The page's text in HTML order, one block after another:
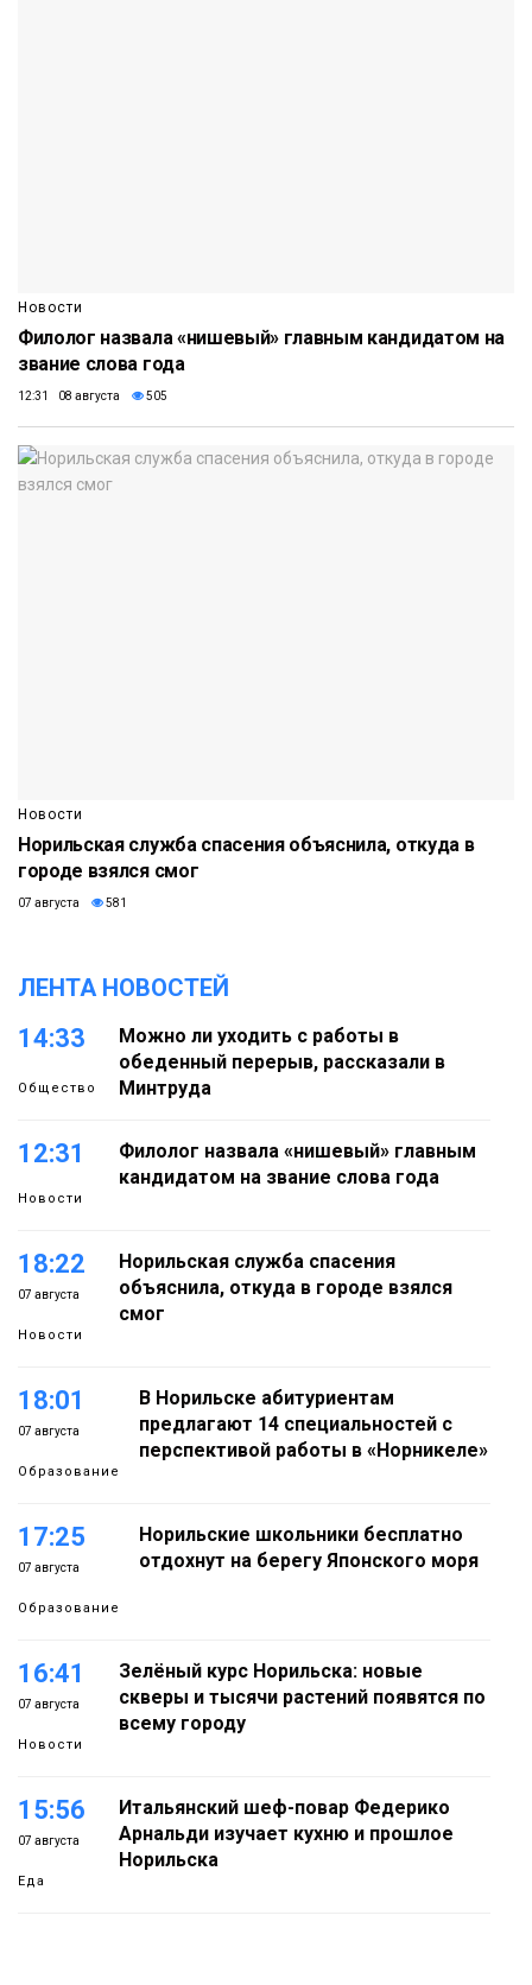
Новости
Филолог назвала «нишевый» главным кандидатом на
звание слова года
12:31 08 августа 505
Новости
Норильская служба спасения объяснила, откуда в
городе взялся смог
07 августа 581
ЛЕНТА НОВОСТЕЙ
14:33
Общество
Можно ли уходить с работы в
обеденный перерыв, рассказали в
Минтруда
12:31
Новости
Филолог назвала «нишевый» главным
кандидатом на звание слова года
18:22
07 августа
Новости
Норильская служба спасения
объяснила, откуда в городе взялся
смог
18:01
07 августа
Образование
В Норильске абитуриентам
предлагают 14 специальностей с
перспективой работы в «Норникеле»
17:25
07 августа
Образование
Норильские школьники бесплатно
отдохнут на берегу Японского моря
16:41
07 августа
Новости
Зелёный курс Норильска: новые
скверы и тысячи растений появятся по
всему городу
15:56
07 августа
Еда
Итальянский шеф-повар Федерико
Арнальди изучает кухню и прошлое
Норильска